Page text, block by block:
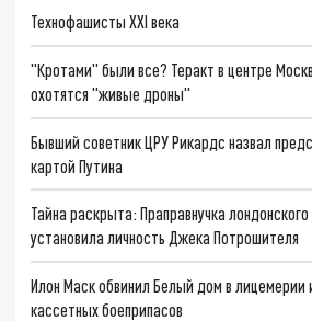
Технофашисты XXI века
"Кротами" были все? Теракт в центре
охотятся "живые дроны"
Бывший советник ЦРУ Рикардс назвал
картой Путина
Тайна раскрыта: Праправнучка
установила личность Джека Потрошителя
Илон Маск обвинил Белый дом в лицемерии
кассетных боеприпасов